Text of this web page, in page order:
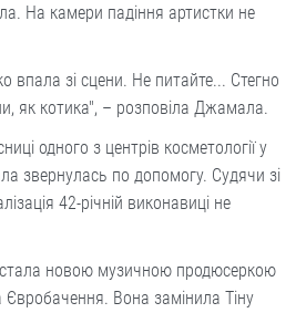
На камери падіння артистки не
впала зі сцени. Не питайте... Стегно
як котика", – розповіла Джамала.
одного з центрів косметології у
звернулась по допомогу. Судячи зі
42-річній виконавиці не
новою музичною продюсеркою
Євробачення. Вона замінила Тіну